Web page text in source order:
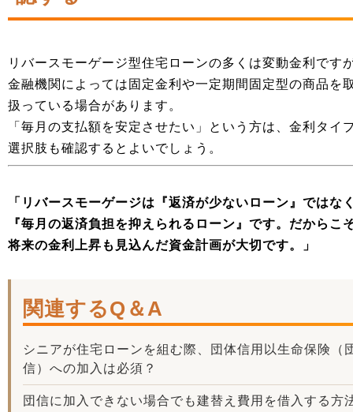
リバースモーゲージ型住宅ローンの多くは変動金利です
金融機関によっては固定金利や一定期間固定型の商品を
扱っている場合があります。
「毎月の支払額を安定させたい」という方は、金利タイ
選択肢も確認するとよいでしょう。
「リバースモーゲージは『返済が少ないローン』ではな
『毎月の返済負担を抑えられるローン』です。だからこ
将来の金利上昇も見込んだ資金計画が大切です。」
関連するQ＆A
シニアが住宅ローンを組む際、団体信用以生命保険（
信）への加入は必須？
団信に加入できない場合でも建替え費用を借入する方